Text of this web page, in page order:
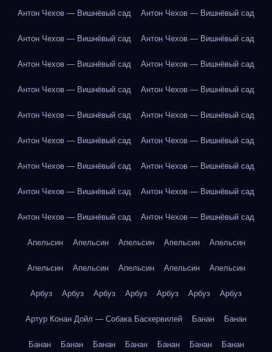
Антон Чехов — Вишнёвый сад Антон Чехов — Вишнёвый сад
Антон Чехов — Вишнёвый сад Антон Чехов — Вишнёвый сад
Антон Чехов — Вишнёвый сад Антон Чехов — Вишнёвый сад
Антон Чехов — Вишнёвый сад Антон Чехов — Вишнёвый сад
Антон Чехов — Вишнёвый сад Антон Чехов — Вишнёвый сад
Антон Чехов — Вишнёвый сад Антон Чехов — Вишнёвый сад
Антон Чехов — Вишнёвый сад Антон Чехов — Вишнёвый сад
Антон Чехов — Вишнёвый сад Антон Чехов — Вишнёвый сад
Антон Чехов — Вишнёвый сад Антон Чехов — Вишнёвый сад
Апельсин Апельсин Апельсин Апельсин Апельсин
Апельсин Апельсин Апельсин Апельсин Апельсин
Арбуз Арбуз Арбуз Арбуз Арбуз Арбуз Арбуз
Артур Конан Дойл — Собака Баскервилей Банан Банан
Банан Банан Банан Банан Банан Банан Банан